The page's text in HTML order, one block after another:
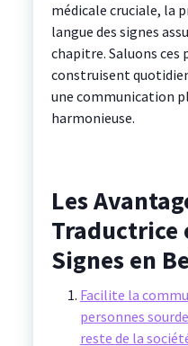
médicale cruciale, la
langue des signes
chapitre. Saluons ces
construisent
une communication
harmonieuse.
Les
Traductrice
Signes en
Facilite la
personnes
reste de la